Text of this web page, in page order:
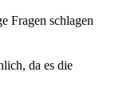
Fragen schlagen
da es die